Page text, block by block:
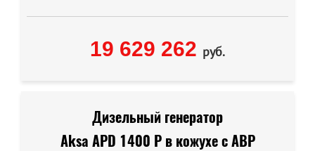
19 629 262 руб.
Дизельный генератор
Aksa APD 1400 P в кожухе с АВР